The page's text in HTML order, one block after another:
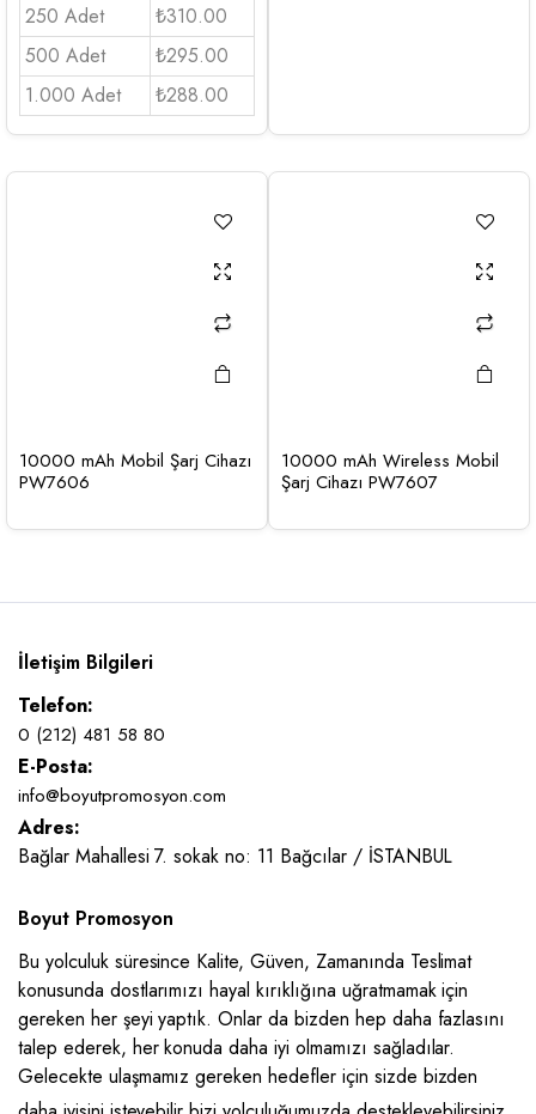
250 Adet
₺310.00
500 Adet
₺295.00
1.000 Adet
₺288.00
10000 mAh Mobil Şarj Cihazı
PW7606
10000 mAh Wireless Mobil
Şarj Cihazı PW7607
İletişim Bilgileri
Telefon:
0 (212) 481 58 80
E-Posta:
info@boyutpromosyon.com
Adres:
Bağlar Mahallesi 7. sokak no: 11 Bağcılar / İSTANBUL
Boyut Promosyon
Bu yolculuk süresince Kalite, Güven, Zamanında Teslimat
konusunda dostlarımızı hayal kırıklığına uğratmamak için
gereken her şeyi yaptık. Onlar da bizden hep daha fazlasını
talep ederek, her konuda daha iyi olmamızı sağladılar.
Gelecekte ulaşmamız gereken hedefler için sizde bizden